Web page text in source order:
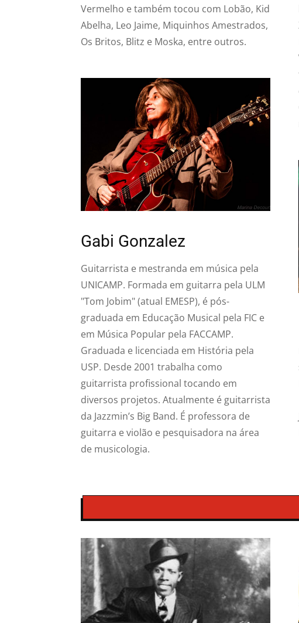
Vermelho e também tocou com Lobão, Kid
Abelha, Leo Jaime, Miquinhos Amestrados,
Os Britos, Blitz e Moska, entre outros.
Gabi Gonzalez
Guitarrista e mestranda em música pela
UNICAMP. Formada em guitarra pela ULM
"Tom Jobim" (atual EMESP), é pós-
graduada em Educação Musical pela FIC e
em Música Popular pela FACCAMP.
Graduada e licenciada em História pela
USP. Desde 2001 trabalha como
guitarrista profissional tocando em
diversos projetos. Atualmente é guitarrista
da Jazzmin’s Big Band. É professora de
guitarra e violão e pesquisadora na área
de musicologia.